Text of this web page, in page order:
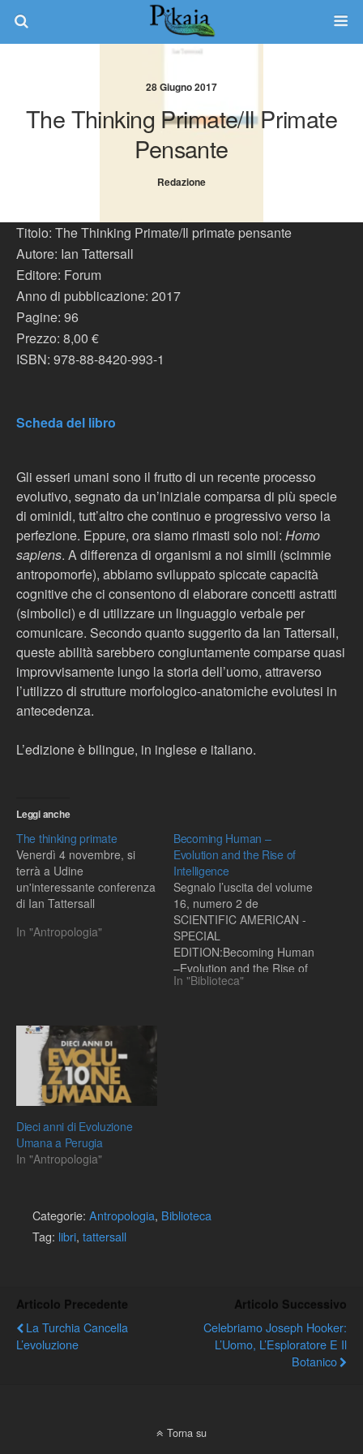
28 Giugno 2017
The Thinking Primate/Il Primate
Pensante
Redazione
Titolo: The Thinking Primate/Il primate pensante
Autore: Ian Tattersall
Editore: Forum
Anno di pubblicazione: 2017
Pagine: 96
Prezzo: 8,00 €
ISBN: 978-88-8420-993-1
Scheda del libro
Gli esseri umani sono il frutto di un recente processo
evolutivo, segnato da un’iniziale comparsa di più specie
di ominidi, tutt’altro che continuo e progressivo verso la
perfezione. Eppure, ora siamo rimasti solo noi: Homo
sapiens. A differenza di organismi a noi simili (scimmie
antropomorfe), abbiamo sviluppato spiccate capacità
cognitive che ci consentono di elaborare concetti astratti
(simbolici) e di utilizzare un linguaggio verbale per
comunicare. Secondo quanto suggerito da Ian Tattersall,
queste abilità sarebbero congiuntamente comparse quasi
improvvisamente lungo la storia dell’uomo, attraverso
l’utilizzo di strutture morfologico-anatomiche evolutesi in
antecedenza.
L’edizione è bilingue, in inglese e italiano.
Leggi anche
The thinking primate
Venerdì 4 novembre, si
terrà a Udine
un'interessante conferenza
di Ian Tattersall
In "Antropologia"
Becoming Human –
Evolution and the Rise of
Intelligence
Segnalo l’uscita del volume
16, numero 2 de
SCIENTIFIC AMERICAN -
SPECIAL
EDITION:Becoming Human
–Evolution and the Rise of
Intelligence.Ecco l'elenco
In "Biblioteca"
Dieci anni di Evoluzione
Umana a Perugia
In "Antropologia"
Categorie: Antropologia, Biblioteca
Tag: libri, tattersall
Articolo Precedente
La Turchia Cancella
L’evoluzione
Articolo Successivo
Celebriamo Joseph Hooker:
L’Uomo, L’Esploratore E Il
Botanico
Torna su